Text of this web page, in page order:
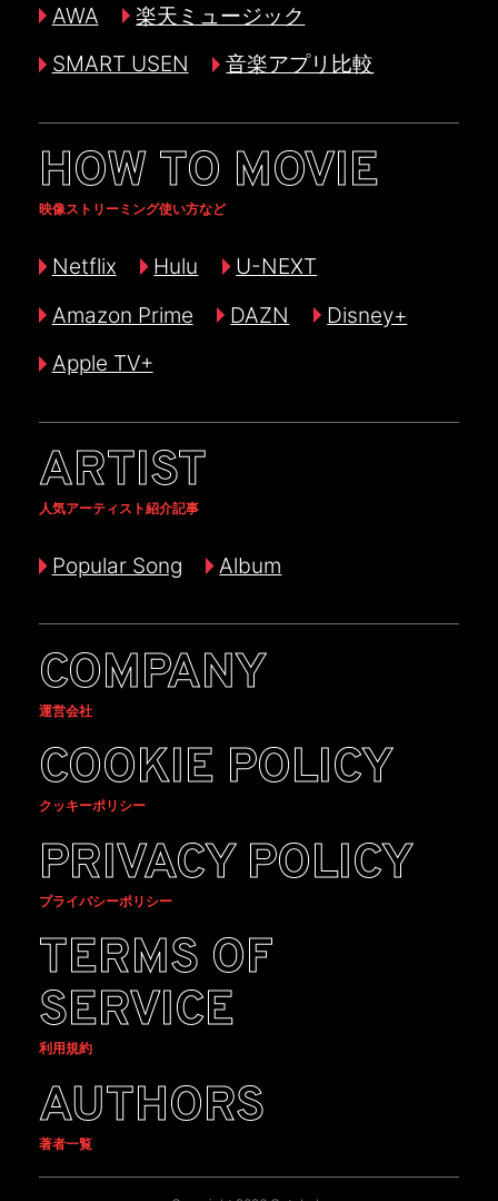
AWA
楽天ミュージック
SMART USEN
音楽アプリ比較
HOW TO MOVIE
映像ストリーミング使い方など
Netflix Hulu
U-NEXT
Amazon Prime
DAZN
Disney+
Apple TV+
ARTIST
人気アーティスト紹介記事
Popular Song Album
COMPANY
運営会社
COOKIE POLICY
クッキーポリシー
PRIVACY POLICY
プライバシーポリシー
TERMS OF
SERVICE
利用規約
AUTHORS
著者一覧